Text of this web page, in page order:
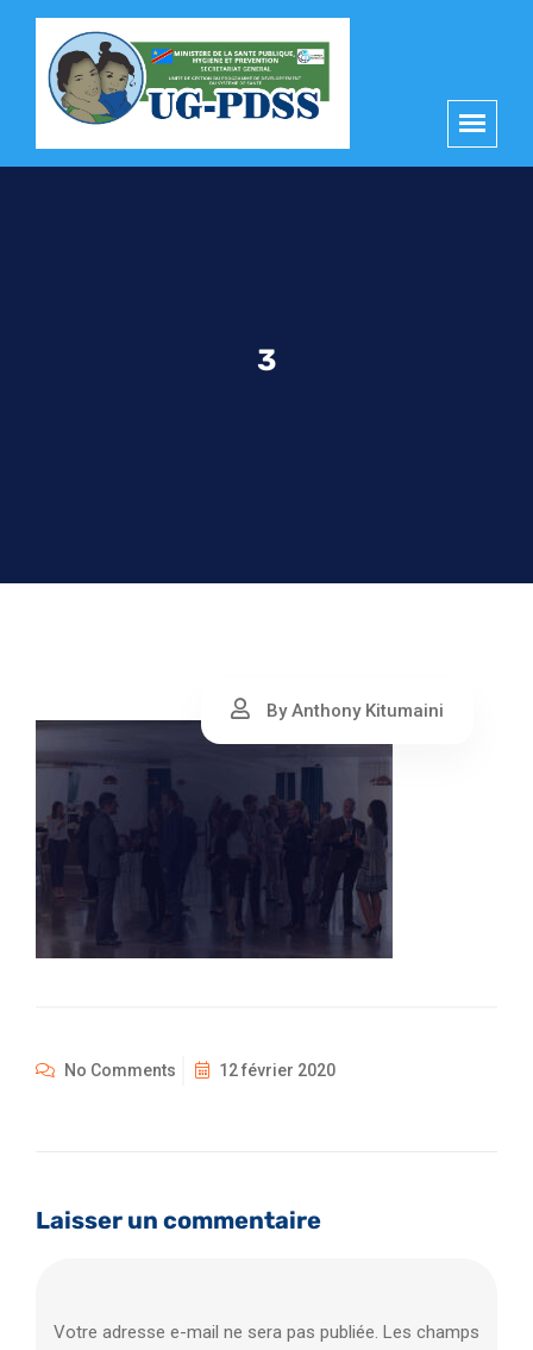
3
By Anthony Kitumaini
No Comments 12 février 2020
Laisser un commentaire
Votre adresse e-mail ne sera pas publiée. Les champs